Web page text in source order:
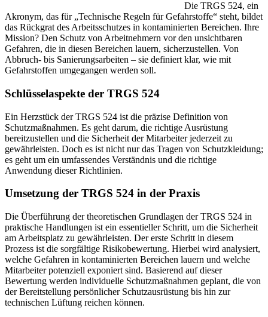
Die TRGS 524, ein
Akronym, das für „Technische Regeln für Gefahrstoffe“ steht, bildet
das Rückgrat des Arbeitsschutzes in kontaminierten Bereichen. Ihre
Mission? Den Schutz von Arbeitnehmern vor den unsichtbaren
Gefahren, die in diesen Bereichen lauern, sicherzustellen. Von
Abbruch- bis Sanierungsarbeiten – sie definiert klar, wie mit
Gefahrstoffen umgegangen werden soll.
Schlüsselaspekte der TRGS 524
Ein Herzstück der TRGS 524 ist die präzise Definition von
Schutzmaßnahmen. Es geht darum, die richtige Ausrüstung
bereitzustellen und die Sicherheit der Mitarbeiter jederzeit zu
gewährleisten. Doch es ist nicht nur das Tragen von Schutzkleidung;
es geht um ein umfassendes Verständnis und die richtige
Anwendung dieser Richtlinien.
Umsetzung der TRGS 524 in der Praxis
Die Überführung der theoretischen Grundlagen der TRGS 524 in
praktische Handlungen ist ein essentieller Schritt, um die Sicherheit
am Arbeitsplatz zu gewährleisten. Der erste Schritt in diesem
Prozess ist die sorgfältige Risikobewertung. Hierbei wird analysiert,
welche Gefahren in kontaminierten Bereichen lauern und welche
Mitarbeiter potenziell exponiert sind. Basierend auf dieser
Bewertung werden individuelle Schutzmaßnahmen geplant, die von
der Bereitstellung persönlicher Schutzausrüstung bis hin zur
technischen Lüftung reichen können.